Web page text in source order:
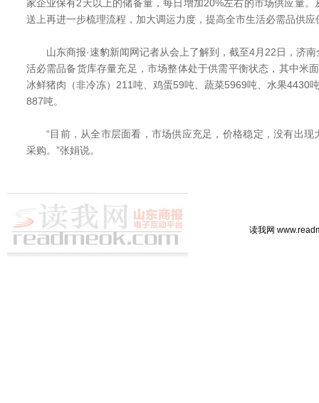
家企业保有2天以上的储备量，每日增加20%左右的市场供应量
送上再进一步梳理流程，加大调运力度，提高全市生活必需品供应
山东商报·速豹新闻网记者从会上了解到，截至4月22日，济南
活必需品备货库存量充足，市场整体处于供需平衡状态，其中米
冰鲜猪肉（非冷冻）211吨、鸡蛋59吨、蔬菜5969吨、水果4430
887吨。
“目前，从全市层面看，市场供应充足，价格稳定，没有出现
采购。”张娟说。
读我网